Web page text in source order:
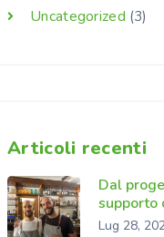
Uncategorized (3)
Articoli recenti
Dal
supporto
Lug 28,